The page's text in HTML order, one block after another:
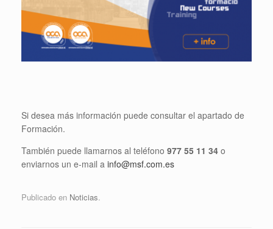
Si desea más información puede consultar el apartado de
Formación.
También puede llamarnos al teléfono 977 55 11 34 o
enviarnos un e-mail a info@msf.com.es
Publicado en Noticias.